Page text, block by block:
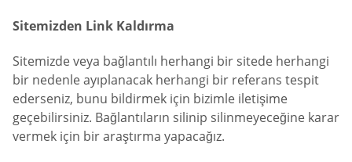
Sitemizden Link Kaldırma
Sitemizde veya bağlantılı herhangi bir sitede herhangi
bir nedenle ayıplanacak herhangi bir referans tespit
ederseniz, bunu bildirmek için bizimle iletişime
geçebilirsiniz. Bağlantıların silinip silinmeyeceğine karar
vermek için bir araştırma yapacağız.